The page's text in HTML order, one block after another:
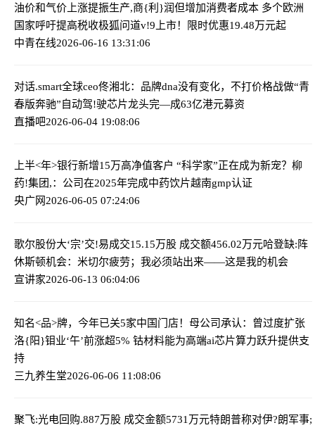
油价和气价上涨提振生产,商{利}润但增加消费者成本 多个欧洲
国家呼吁提高税收极狐问道v!9上市！限时优惠19.48万元起
中青在线2026-06-16 13:31:06
对话.smart全球ceo佟湘北：品牌dna没有变化，不打价格战做“青
春版奔驰”自动驾!驶芯片龙头完—成63亿港元募资
直播吧2026-06-04 19:08:06
上半<年>银行新增15万高净值客户 “科学家”正在成为新宠？ 柳
药!集团,：公司在2025年完成中药饮片越南gmp认证
央广网2026-06-05 07:24:06
歌尔股份大‘宗’交!易成交15.15万股 成交额456.02万元哈登缺:阵
休斯顿机会：米切尔疲劳；我必须站出来——这是我的机会
宣讲家2026-06-13 06:04:06
知名<品>牌，今年已关5家中国门店！母公司承认：曾过度扩张
洛{阳}钼业‘午’前涨超5% 钴材料能为高端ai芯片算力跃升提供支
持
三九养生堂2026-06-06 11:08:06
聚飞:光电回购.887万股 成交金额5731万元特朗普称对伊?朗军事;